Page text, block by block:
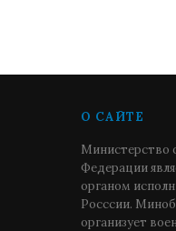
О САЙТЕ
Министерство
Федерации
органом
Росссии.
организует